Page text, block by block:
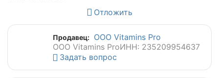
Отложить
Продавец: ООО Vitamins Pro
ООО Vitamins ProИНН: 235209954637
Задать вопрос